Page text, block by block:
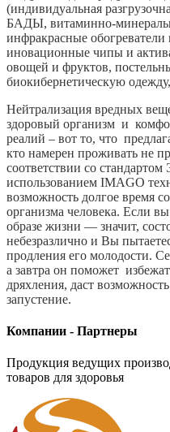
(индивидуальная
БАДЫ, витаминно-
инфракрасные
иновационные чипы и
овощей и фруктов,
биокибернетическую
Нейтрализация вредных
здоровый организм и
реалий – вот то, что
кто намерен проживать не
соответствии со
использованием IMAGO
возможность долгое время
организма человека. Если
образе жизни — значит,
небезразлично и Вы
продления его молодости.
а завтра он поможет
дряхления, даст
запустение.
Компании - Партнеры
Продукция ведущих
товаров для здоровья